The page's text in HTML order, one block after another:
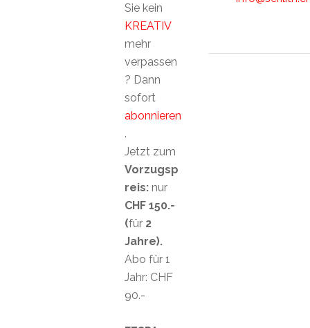
Sie kein
KREATIV
mehr
verpassen
? Dann
sofort
abonnieren
.
Jetzt zum
Vorzugsp
reis: nur
CHF 150.-
(für 2
Jahre).
Abo für 1
Jahr: CHF
90.-